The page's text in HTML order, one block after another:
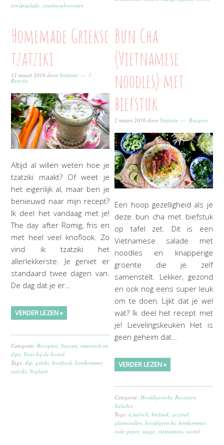
tonijnsalade,zwartoogboontjes
Homemade Griekse
tzatziki
11 maart 2016 doorStefanie 1
Reactie
Altijd al willen weten hoe je
tzatziki maakt? Of weet je
het eigenlijk al, maar ben je
benieuwd naar mijn recept?
Ik deel het vandaag met je!
The day after Romig, fris en
met heel veel knoflook. Zo
vind ik tzatziki het
allerlekkerste. Je geniet er
standaard twee dagen van.
De dag dat je er…
VERDER LEZEN »
Categorie: Recepten ,Sauzen, smeersels en
dips Voor bij de borrel
Tags:dip grieks ,knoflook ,komkommer,
tzatziki Yoghurt
Bun Cha
(Vietnamese
noodles) met
biefstuk
2 maart 2016 doorStefanie Reageer
Een hoop gezelligheid als je
deze bun cha met biefstuk
op tafel zet. Dit is een
Vietnamese salade met
noodles en knapperige
groente die je zelf
samenstelt. Lekker, gezond
en ook nog eens super leuk
om te doen. Lijkt dat je wel
wat? Ik deel het recept met
je! Lievelingskeuken Het is
geen geheim dat…
VERDER LEZEN »
Categorie: Hoofdgerecht Recepten
Salades
Tags:aziatisch ,biefstuk gezond
glasnoodles ,hoofdgerecht ,komkommer,
rode peper,tauge vietnamees ,wortel